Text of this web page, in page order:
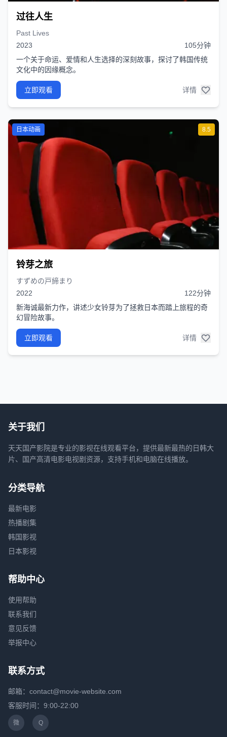
过往人生
Past Lives
2023
105分钟
一个关于命运、爱情和人生选择的深刻故事，探讨了韩国传统
文化中的因缘概念。
立即观看 详情
8.5
日本动画
铃芽之旅
すずめの戸締まり
2022
122分钟
新海诚最新力作，讲述少女铃芽为了拯救日本而踏上旅程的奇
幻冒险故事。
立即观看 详情
关于我们
天天国产影院是专业的影视在线观看平台，提供最新最热的日韩大
片、国产高清电影电视剧资源，支持手机和电脑在线播放。
分类导航
最新电影
热播剧集
韩国影视
日本影视
帮助中心
使用帮助
联系我们
意见反馈
举报中心
联系方式
邮箱：contact@movie-website.com
客服时间：9:00-22:00
微 Q